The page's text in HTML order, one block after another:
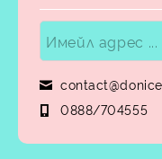
0888/704555